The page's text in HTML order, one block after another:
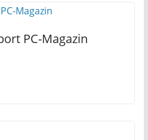
PC-Magazin